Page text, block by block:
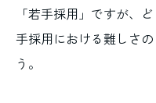
「若手採用」ですが、
手採用における難しさ
う。